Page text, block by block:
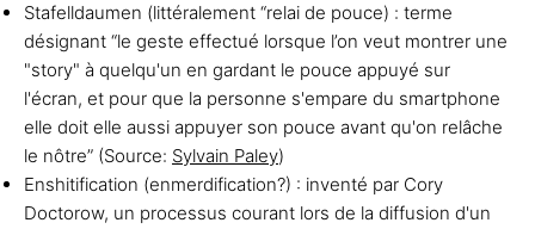
Stafelldaumen (littéralement “relai de pouce) : terme
désignant “le geste effectué lorsque l’on veut montrer une
"story" à quelqu'un en gardant le pouce appuyé sur
l'écran, et pour que la personne s'empare du smartphone
elle doit elle aussi appuyer son pouce avant qu'on relâche
le nôtre” (Source: Sylvain Paley)
Enshitification (enmerdification?) : inventé par Cory
Doctorow, un processus courant lors de la diffusion d'un